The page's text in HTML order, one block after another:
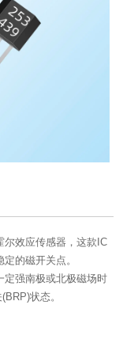
尔效应传感器，这款IC
的磁开关点。
定强南极或北极磁场时
状态。